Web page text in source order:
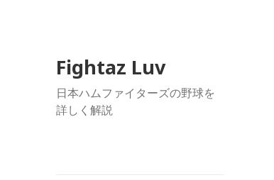
Fightaz Luv
日本ハムファイターズの野球を
詳しく解説